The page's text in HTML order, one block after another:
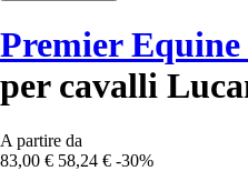
Premier Equine
per cavalli
A partire da
83,00 € 58,24 € -30%